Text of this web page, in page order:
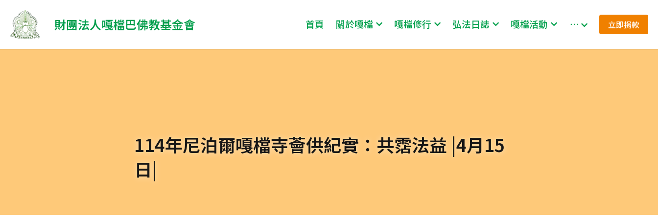
財團法人嘎檔巴佛教基金會 首頁 關於嘎檔 嘎檔修行 弘法日誌 嘎檔活動 … 立即捐款
114年尼泊爾嘎檔寺薈供紀實：共霑法益 |4月15
日|